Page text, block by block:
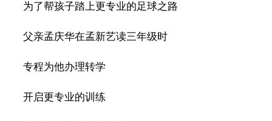
为了帮孩子踏上更专业的足球之路
父亲孟庆华在孟新艺读三年级时
专程为他办理转学
开启更专业的训练